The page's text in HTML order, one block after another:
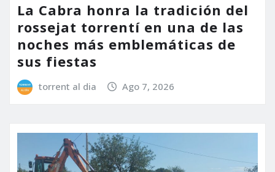
La Cabra honra la tradición del
rossejat torrentí en una de las
noches más emblemáticas de
sus fiestas
torrent al dia Ago 7, 2026